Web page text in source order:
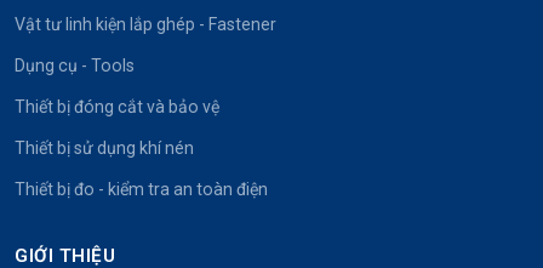
Vật tư linh kiện lắp ghép - Fastener
Dụng cụ - Tools
Thiết bị đóng cắt và bảo vệ
Thiết bị sử dụng khí nén
Thiết bị đo - kiểm tra an toàn điện
GIỚI THIỆU